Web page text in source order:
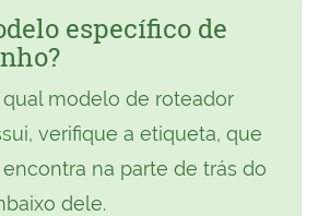
específico de
qual modelo de roteador
verifique a etiqueta, que
na parte de trás do
dele.